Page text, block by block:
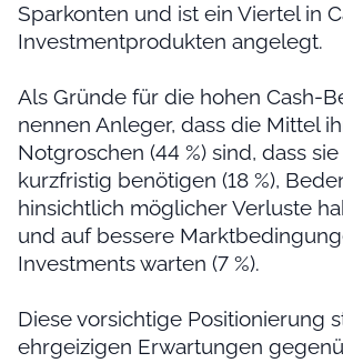
Sparkonten und ist ein Viertel in
Investmentprodukten angelegt.
Als Gründe für die hohen Cash-
nennen Anleger, dass die Mittel
Notgroschen (44 %) sind, dass
kurzfristig benötigen (18 %),
hinsichtlich möglicher Verluste
und auf bessere
Investments warten (7 %).
Diese vorsichtige Positionierung
ehrgeizigen Erwartungen